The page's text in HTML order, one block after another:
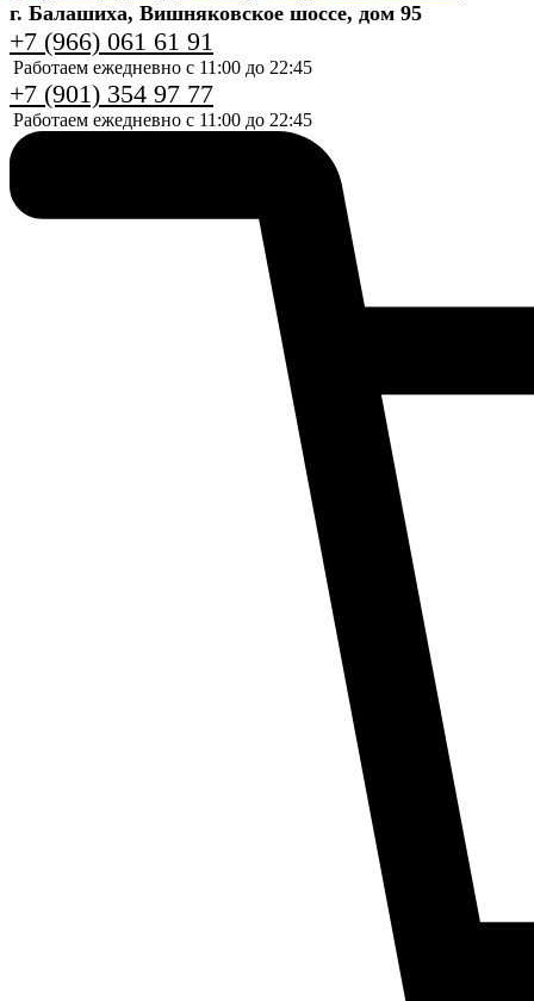
г. Балашиха, Вишняковское шоссе, дом 95
+7 (966) 061 61 91
Работаем ежедневно с 11:00 до 22:45
+7 (901) 354 97 77
Работаем ежедневно с 11:00 до 22:45